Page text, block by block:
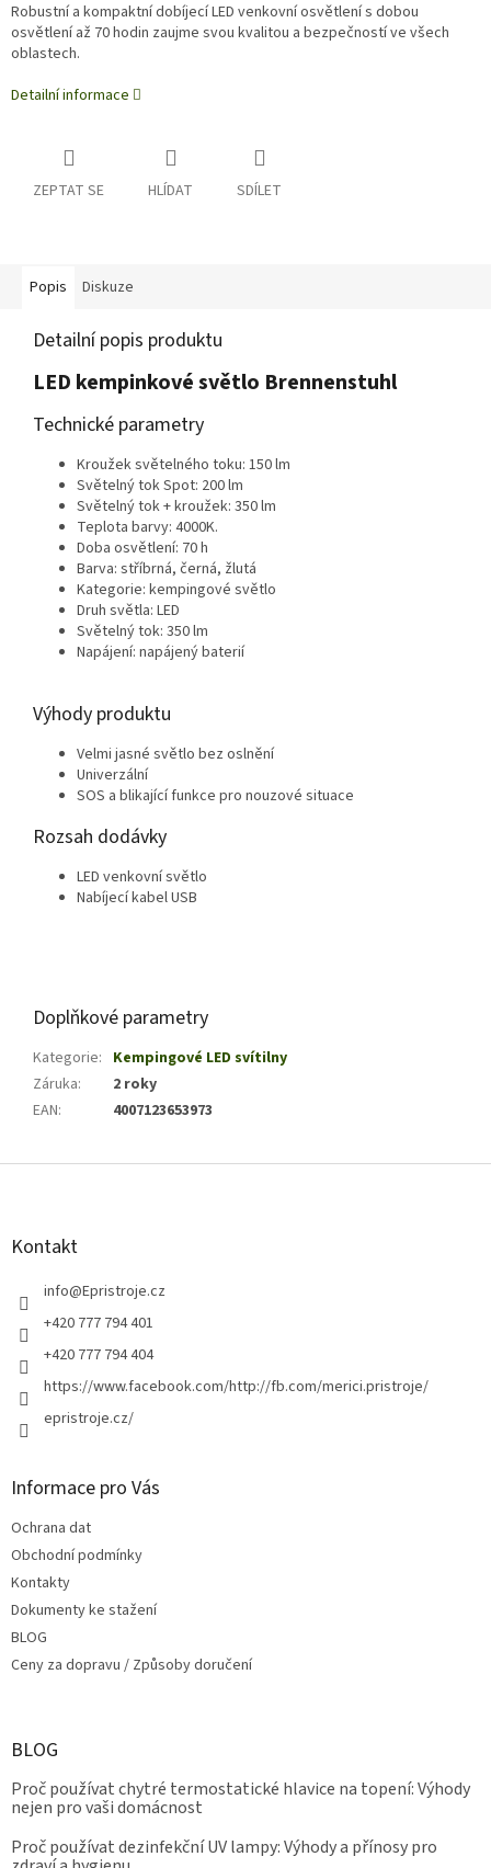
Robustní a kompaktní dobíjecí LED venkovní osvětlení s dobou
osvětlení až 70 hodin zaujme svou kvalitou a bezpečností ve všech
oblastech.
Detailní informace
ZEPTAT SE HLÍDAT SDÍLET
Popis Diskuze
Detailní popis produktu
LED kempinkové světlo Brennenstuhl
Technické parametry
Kroužek světelného toku: 150 lm
Světelný tok Spot: 200 lm
Světelný tok + kroužek: 350 lm
Teplota barvy: 4000K.
Doba osvětlení: 70 h
Barva: stříbrná, černá, žlutá
Kategorie: kempingové světlo
Druh světla: LED
Světelný tok: 350 lm
Napájení: napájený baterií
Výhody produktu
Velmi jasné světlo bez oslnění
Univerzální
SOS a blikající funkce pro nouzové situace
Rozsah dodávky
LED venkovní světlo
Nabíjecí kabel USB
Doplňkové parametry
Kategorie: Kempingové LED svítilny
Záruka:
2 roky
EAN: 4007123653973
Z
Kontakt
info@Epristroje.cz
+420 777 794 401
+420 777 794 404
https://www.facebook.com/http://fb.com/merici.pristroje/
epristroje.cz/
Informace pro Vás
Ochrana dat
Obchodní podmínky
Kontakty
Dokumenty ke stažení
BLOG
Ceny za dopravu / Způsoby doručení
BLOG
Proč používat chytré termostatické hlavice na topení: Výhody
nejen pro vaši domácnost
Proč používat dezinfekční UV lampy: Výhody a přínosy pro